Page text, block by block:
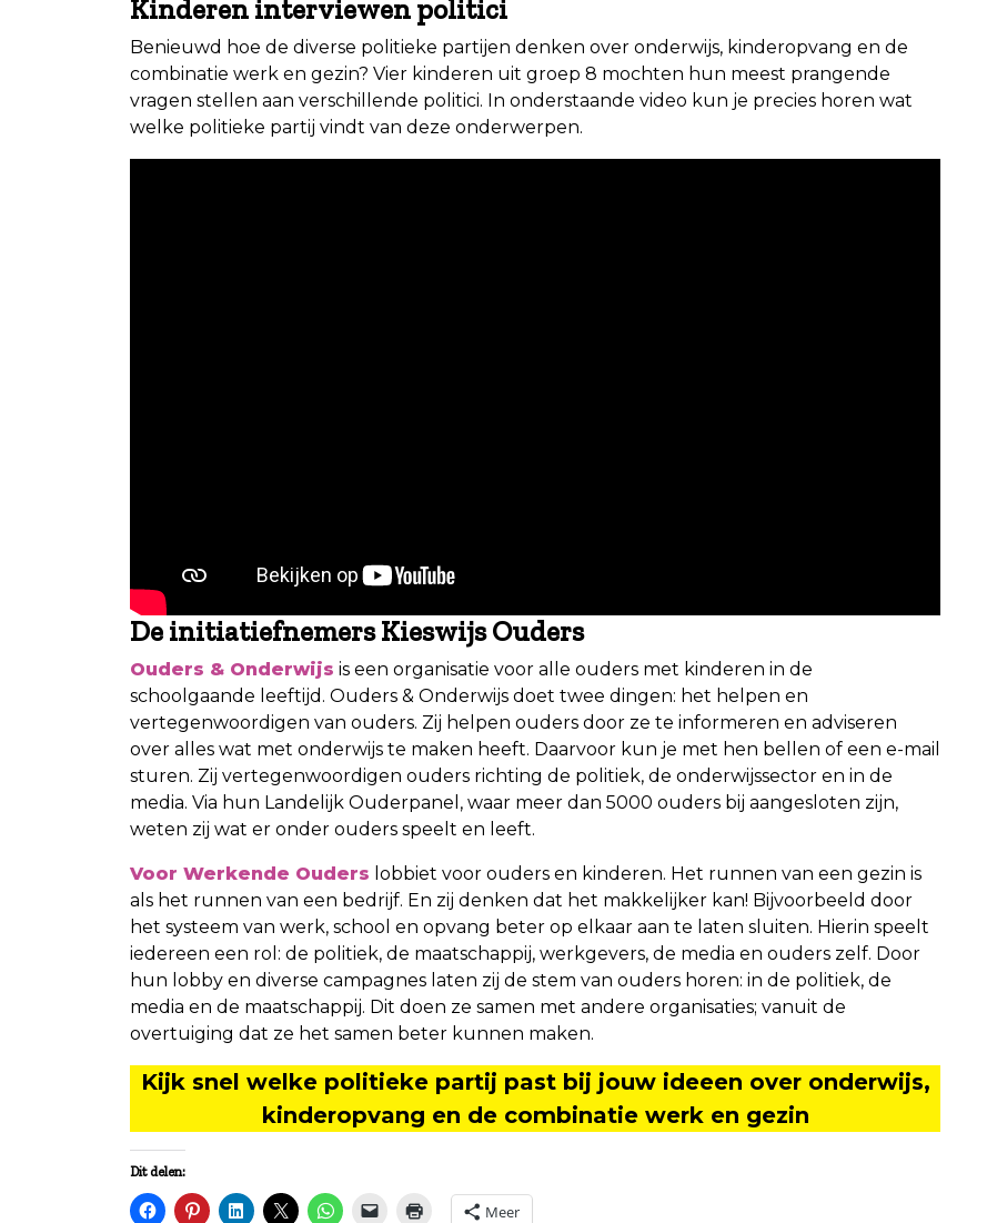
Kinderen interviewen politici
Benieuwd hoe de diverse politieke partijen denken over onderwijs, kinderopvang en de
combinatie werk en gezin? Vier kinderen uit groep 8 mochten hun meest prangende
vragen stellen aan verschillende politici. In onderstaande video kun je precies horen wat
welke politieke partij vindt van deze onderwerpen.
De initiatiefnemers Kieswijs Ouders
Ouders & Onderwijs is een organisatie voor alle ouders met kinderen in de
schoolgaande leeftijd. Ouders & Onderwijs doet twee dingen: het helpen en
vertegenwoordigen van ouders. Zij helpen ouders door ze te informeren en adviseren
over alles wat met onderwijs te maken heeft. Daarvoor kun je met hen bellen of een e-mail
sturen. Zij vertegenwoordigen ouders richting de politiek, de onderwijssector en in de
media. Via hun Landelijk Ouderpanel, waar meer dan 5000 ouders bij aangesloten zijn,
weten zij wat er onder ouders speelt en leeft.
Voor Werkende Ouders lobbiet voor ouders en kinderen. Het runnen van een gezin is
als het runnen van een bedrijf. En zij denken dat het makkelijker kan! Bijvoorbeeld door
het systeem van werk, school en opvang beter op elkaar aan te laten sluiten. Hierin speelt
iedereen een rol: de politiek, de maatschappij, werkgevers, de media en ouders zelf. Door
hun lobby en diverse campagnes laten zij de stem van ouders horen: in de politiek, de
media en de maatschappij. Dit doen ze samen met andere organisaties; vanuit de
overtuiging dat ze het samen beter kunnen maken.
Kijk snel welke politieke partij past bij jouw ideeen over onderwijs,
kinderopvang en de combinatie werk en gezin
Dit delen:
Meer